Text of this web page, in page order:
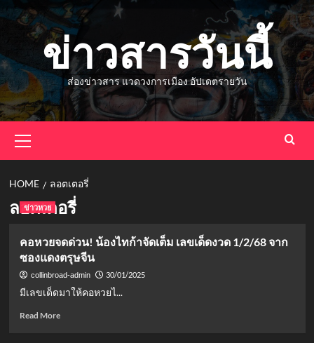
Skip
ข่าวสารวันนี้
ส่องข่าวสาร แวดวงการเมือง อัปเดตรายวัน
Menu
HOME ลอตเตอรี่
ลอตเตอรี่
ข่าวหวย
คอหวยจดด่วน! น้องไทก้าจัดเต็ม เลขเด็ดงวด 1/2/68 จาก
ซองแดงตรุษจีน
collinbroad-admin 30/01/2025
มีเลขเด็ดมาให้คอหวยไ...
Read MoreRead